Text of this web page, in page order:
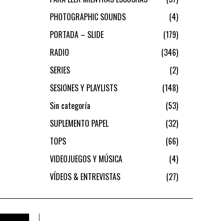
PHOTOGRAPHIC SOUNDS
4
PORTADA – SLIDE
179
RADIO
346
SERIES
2
SESIONES Y PLAYLISTS
148
Sin categoría
53
SUPLEMENTO PAPEL
32
TOPS
66
VIDEOJUEGOS Y MÚSICA
4
VÍDEOS & ENTREVISTAS
27